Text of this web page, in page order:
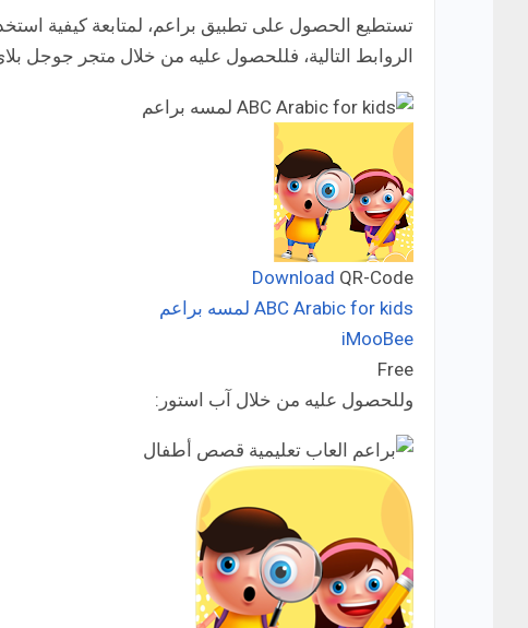
تستطيع الحصول على تطبيق براعم، لمتابعة كيفية
الروابط التالية، فللحصول عليه من خلال متجر جوجل
Download QR-Code
ABC Arabic for kids لمسه براعم
iMooBee
Free
وللحصول عليه من خلال آب استور: